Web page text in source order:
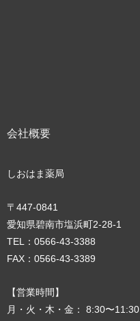
会社概要
しおはま薬局
〒447-0841
愛知県碧南市塩浜町2‐28‐1
TEL：0566-43-3388
FAX：0566-43-3389
【営業時間】
月・火・木・金： 8:30〜11:30